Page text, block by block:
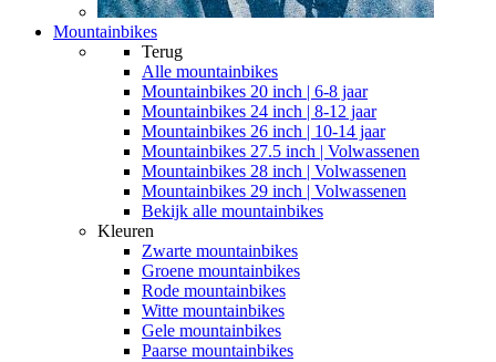
Mountainbikes
Terug
Alle mountainbikes
Mountainbikes 20 inch | 6-8 jaar
Mountainbikes 24 inch | 8-12 jaar
Mountainbikes 26 inch | 10-14 jaar
Mountainbikes 27.5 inch | Volwassenen
Mountainbikes 28 inch | Volwassenen
Mountainbikes 29 inch | Volwassenen
Bekijk alle mountainbikes
Kleuren
Zwarte mountainbikes
Groene mountainbikes
Rode mountainbikes
Witte mountainbikes
Gele mountainbikes
Paarse mountainbikes